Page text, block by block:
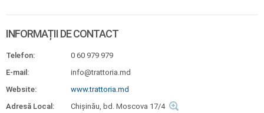
INFORMAȚII DE CONTACT
Telefon:
0 60 979 979
E-mail:
info@trattoria.md
Website:
www.trattoria.md
Adresă Local:
Chişinău, bd. Moscova 17/4